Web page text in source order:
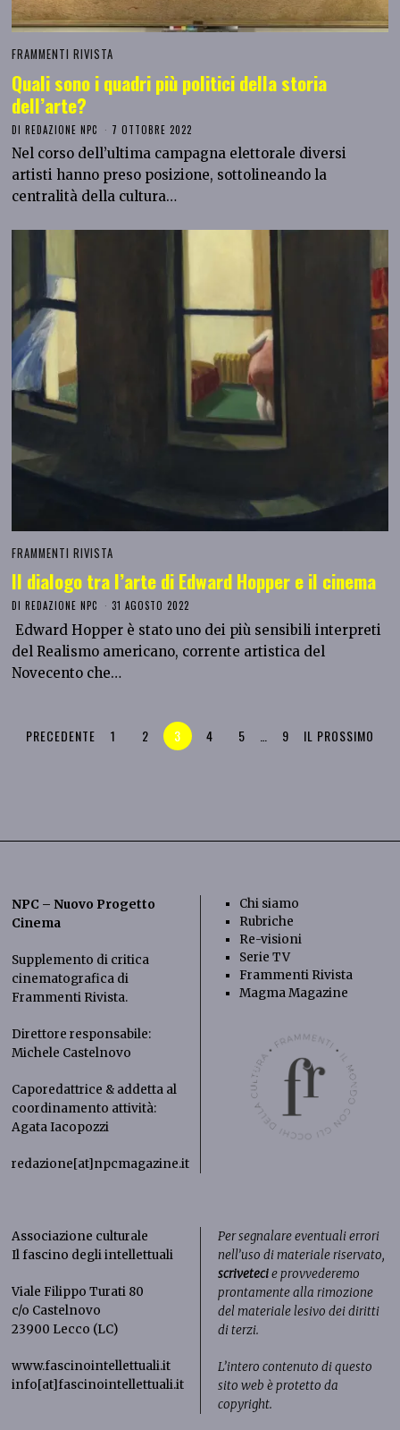
FRAMMENTI RIVISTA
Quali sono i quadri più politici della storia
dell’arte?
DIREDAZIONE NPC 7 OTTOBRE 2022
Nel corso dell’ultima campagna elettorale diversi
artisti hanno preso posizione, sottolineando la
centralità della cultura…
FRAMMENTI RIVISTA
Il dialogo tra l’arte di Edward Hopper e il cinema
DIREDAZIONE NPC 31 AGOSTO 2022
Edward Hopper è stato uno dei più sensibili interpreti
del Realismo americano, corrente artistica del
Novecento che…
PRECEDENTE 1 2 3 4 5 9 IL PROSSIMO
NPC – Nuovo Progetto
Cinema
Supplemento di critica
cinematografica di
Frammenti Rivista.
Direttore responsabile:
Michele Castelnovo
Caporedattrice & addetta al
coordinamento attività:
Agata Iacopozzi
redazione[at]npcmagazine.it
Chi siamo
Rubriche
Re-visioni
Serie TV
Frammenti Rivista
Magma Magazine
Associazione culturale
Il fascino degli intellettuali
Viale Filippo Turati 80
c/o Castelnovo
23900 Lecco (LC)
www.fascinointellettuali.it
info[at]fascinointellettuali.it
Per segnalare eventuali errori
nell’uso di materiale riservato,
scrivetecie provvederemo
prontamente alla rimozione
del materiale lesivo dei diritti
di terzi.
L’intero contenuto di questo
sito web è protetto da
copyright.